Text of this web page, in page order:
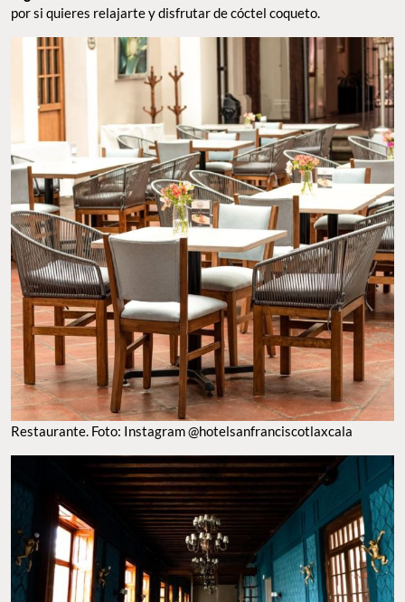
por si quieres relajarte y disfrutar de cóctel coqueto.
Restaurante. Foto: Instagram @hotelsanfranciscotlaxcala